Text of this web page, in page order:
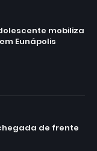
mobiliza
Eunápolis
de frente